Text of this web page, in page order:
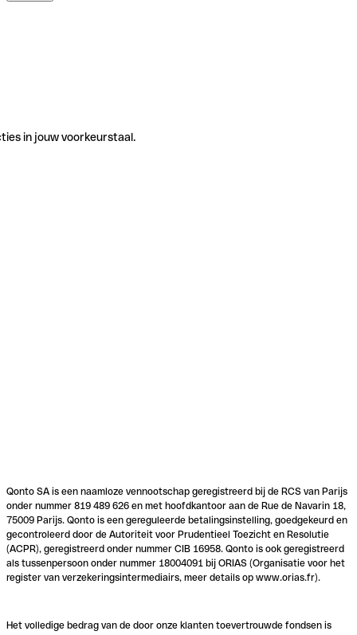
in jouw voorkeurstaal.
Qonto SA is een naamloze vennootschap geregistreerd bij de RCS van Parijs
onder nummer 819 489 626 en met hoofdkantoor aan de Rue de Navarin 18,
75009 Parijs. Qonto is een gereguleerde betalingsinstelling, goedgekeurd en
gecontroleerd door de Autoriteit voor Prudentieel Toezicht en Resolutie
(ACPR), geregistreerd onder nummer CIB 16958. Qonto is ook geregistreerd
als tussenpersoon onder nummer 18004091 bij ORIAS (Organisatie voor het
register van verzekeringsintermediairs, meer details op www.orias.fr).
Het volledige bedrag van de door onze klanten toevertrouwde fondsen is